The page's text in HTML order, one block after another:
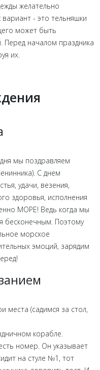
желательно
- это тельняшки
может быть
Перед началом праздника
их.
мы поздравляем
С днем
удачи, везения,
здоровья, исполнения
МОРЕ! Ведь когда мы
бесконечным. Поэтому
морское
эмоций, зарядим
места (садимся за стол,
корабле.
номер. Он указывает
на стуле №1, тот